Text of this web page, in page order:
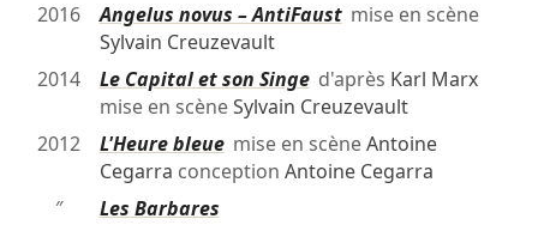
2016
Angelus novus – AntiFaustmise en scène
Sylvain Creuzevault
2014
Le Capital et son Singed'après Karl Marx
mise en scèneSylvain Creuzevault
2012
L'Heure bleuemise en scèneAntoine
Cegarra conception Antoine Cegarra
″
Les Barbares